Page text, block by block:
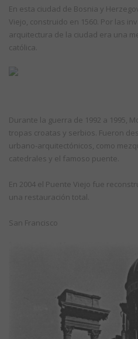
En esta ciudad de Bosnia y
Viejo, construido en 1560. Por las
arquitectura de la ciudad era una
católica.
Durante la guerra de 1992 a 1995,
tropas croatas y serbios. Fueron
urbano-arquitectónicos, como
catedrales y el famoso puente.
En 2004 el Puente Viejo fue
una restauración total.
San Francisco